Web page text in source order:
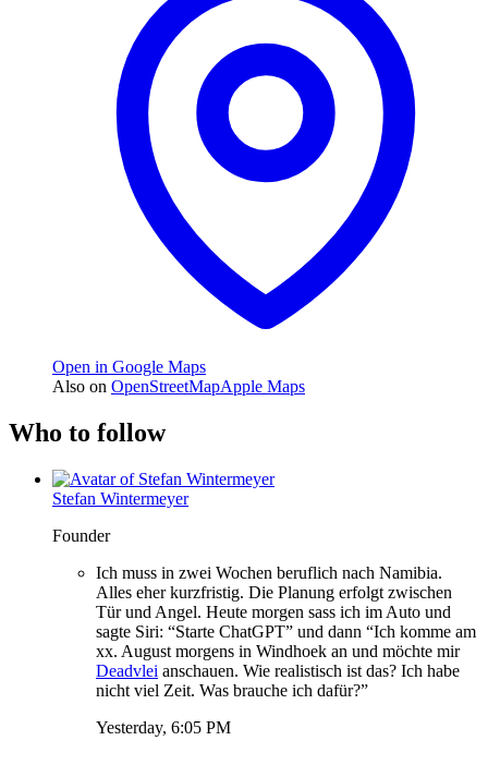
Open in Google Maps
Also on OpenStreetMapApple Maps
Who to follow
Stefan Wintermeyer
Founder
Ich muss in zwei Wochen beruflich nach Namibia.
Alles eher kurzfristig. Die Planung erfolgt zwischen
Tür und Angel. Heute morgen sass ich im Auto und
sagte Siri: “Starte ChatGPT” und dann “Ich komme am
xx. August morgens in Windhoek an und möchte mir
Deadvlei anschauen. Wie realistisch ist das? Ich habe
nicht viel Zeit. Was brauche ich dafür?”
Yesterday, 6:05 PM